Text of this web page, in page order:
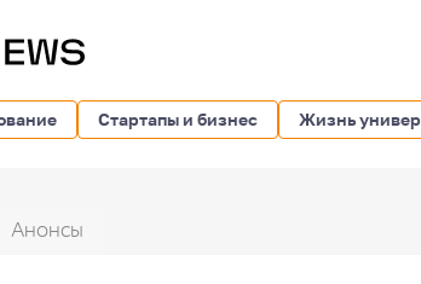
Стартапы и бизнес Жизнь
Анонсы